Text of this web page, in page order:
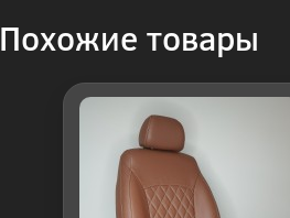
Похожие товары